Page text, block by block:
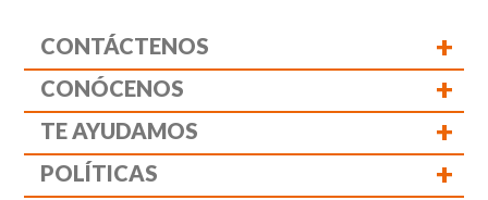
CONTÁCTENOS +
CONÓCENOS +
TE AYUDAMOS +
POLÍTICAS +